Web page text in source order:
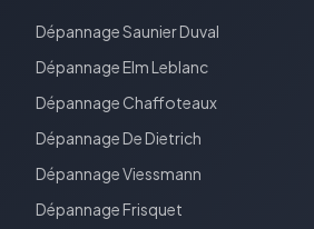
DépannageSaunier Duval
DépannageElm Leblanc
Dépannage Chaffoteaux
DépannageDe Dietrich
DépannageViessmann
DépannageFrisquet